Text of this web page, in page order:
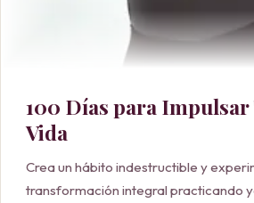
100 Días para Impulsar
Vida
Crea un hábito indestructible y
transformación integral practicando